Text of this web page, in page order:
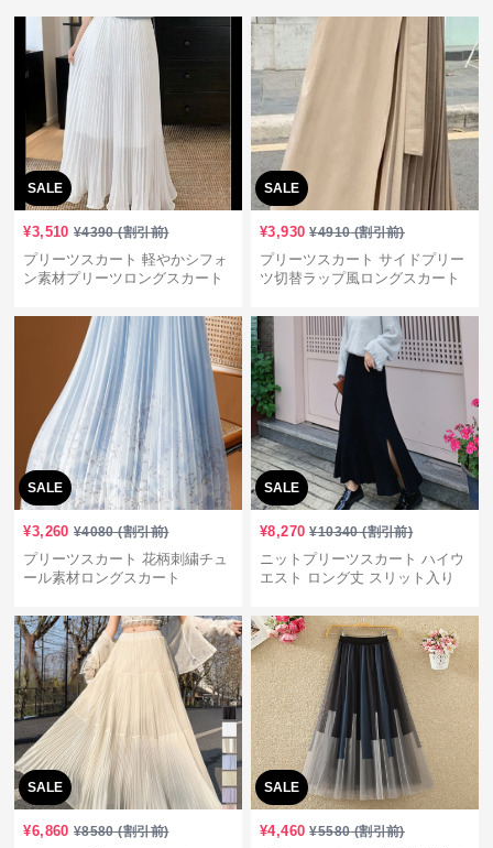
SALE
¥3,510 ¥4390(割引前)
プリーツスカート 軽やかシフォ
ン素材プリーツロングスカート
SALE
¥3,930 ¥4910(割引前)
プリーツスカート サイドプリー
ツ切替ラップ風ロングスカート
SALE
¥3,260 ¥4080(割引前)
プリーツスカート 花柄刺繍チュ
ール素材ロングスカート
SALE
¥8,270 ¥10340(割引前)
ニットプリーツスカート ハイウ
エスト ロング丈 スリット入り
SALE
¥6,860 ¥8580(割引前)
SALE
¥4,460 ¥5580(割引前)